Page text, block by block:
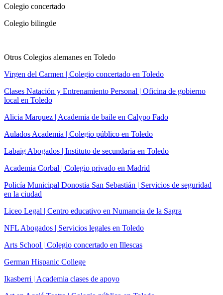
Colegio concertado
Colegio bilingüe
Otros Colegios alemanes en Toledo
Virgen del Carmen | Colegio concertado en Toledo
Clases Natación y Entrenamiento Personal | Oficina de gobierno
local en Toledo
Alicia Marquez | Academia de baile en Calypo Fado
Aulados Academia | Colegio público en Toledo
Labaig Abogados | Instituto de secundaria en Toledo
Academia Corbal | Colegio privado en Madrid
Policía Municipal Donostia San Sebastián | Servicios de seguridad
en la ciudad
Liceo Legal | Centro educativo en Numancia de la Sagra
NFL Abogados | Servicios legales en Toledo
Arts School | Colegio concertado en Illescas
German Hispanic College
Ikasberri | Academia clases de apoyo